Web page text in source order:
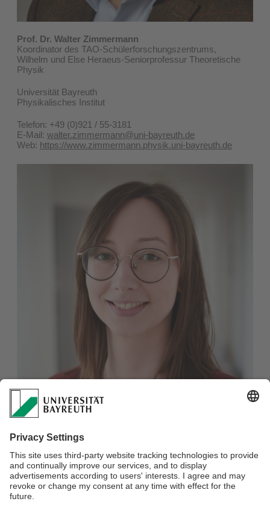
Prof. Dr. Walter Zimmermann
Koordinator des TAO-Schülerforschungszentrums,
Wilhelm und Else Heraeus-Seniorprofessur Theoretische
Physik
Universität Bayreuth
Physikalisches Institut
Telefon: +49 (0)921 / 55-3181
E-Mail: walter.zimmermann@uni-bayreuth.de
Web: https://www.zimmermann.physik.uni-bayreuth.de
Theresa Hübner
Stellv. Pressesprecherin
Universität Bayreuth
Telefon: +49 (0)921 / 55-5357